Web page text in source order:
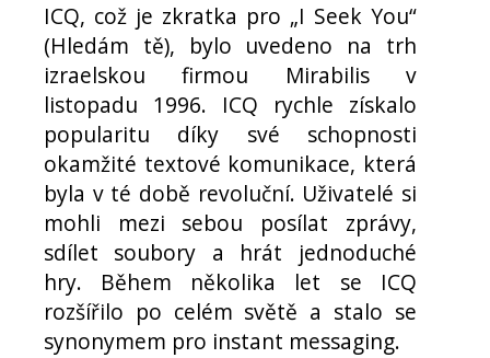
ICQ, což je zkratka pro „I Seek You“
(Hledám tě), bylo uvedeno na trh
izraelskou firmou Mirabilis v
listopadu 1996. ICQ rychle získalo
popularitu díky své schopnosti
okamžité textové komunikace, která
byla v té době revoluční. Uživatelé si
mohli mezi sebou posílat zprávy,
sdílet soubory a hrát jednoduché
hry. Během několika let se ICQ
rozšířilo po celém světě a stalo se
synonymem pro instant messaging.